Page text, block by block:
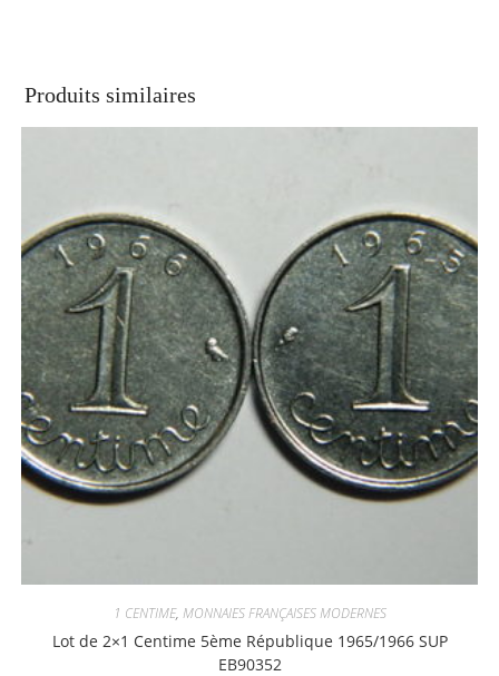
Produits similaires
1 CENTIME, MONNAIES FRANÇAISES MODERNES
Lot de 2×1 Centime 5ème République 1965/1966 SUP
EB90352